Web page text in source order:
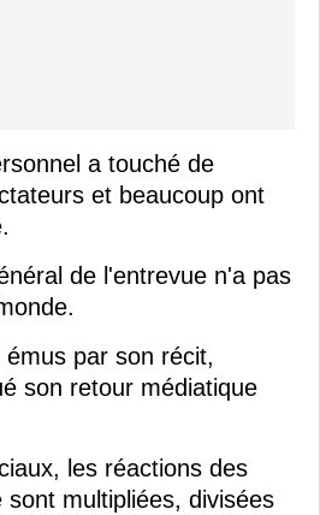
a touché de
et beaucoup ont
de l'entrevue n'a pas
par son récit,
son retour médiatique
les réactions des
multipliées, divisées